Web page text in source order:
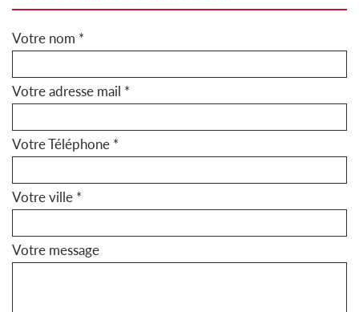
Votre nom *
Votre adresse mail *
Votre Téléphone *
Votre ville *
Votre message